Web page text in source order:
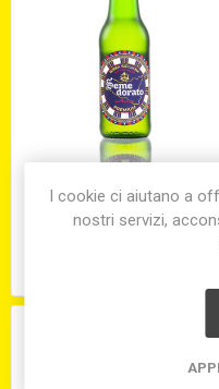
BIRRA SEMEDORATO
BIONDA CL.33 (X24)
I cookie ci aiutano a
nostri servizi,